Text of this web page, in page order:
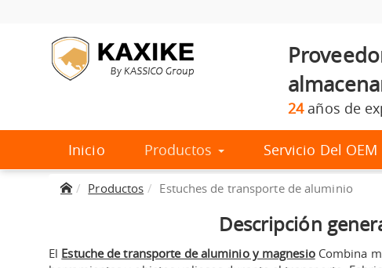
24años de
Inicio Productos Servicio Del OEM
Productos Estuches de transporte de aluminio
Descripción
El Estuche de transporte de aluminio y magnesioCombina